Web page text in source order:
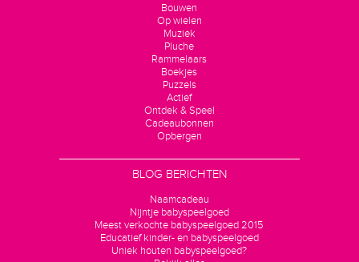
Bouwen
Op wielen
Muziek
Pluche
Rammelaars
Boekjes
Puzzels
Actief
Ontdek & Speel
Cadeaubonnen
Opbergen
BLOG BERICHTEN
Naamcadeau
Nijntje babyspeelgoed
Meest verkochte babyspeelgoed 2015
Educatief kinder- en babyspeelgoed
Uniek houten babyspeelgoed?